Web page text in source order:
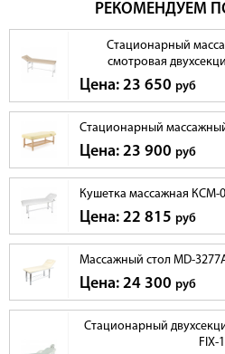
РЕКОМЕНДУЕМ
Стационарный
смотровая
Цена: 23 650 руб
Стационарный
Цена: 23 900 руб
Кушетка массажная КСМ-
Цена: 22 815 руб
Массажный стол MD-
Цена: 24 300 руб
Стационарный
FIX-